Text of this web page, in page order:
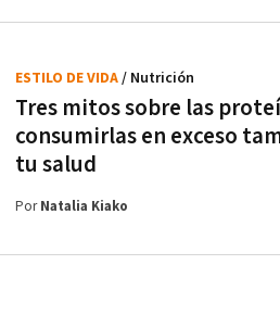
Tres mitos sobre las
consumirlas en exceso
tu salud
ESTILO DE VIDA/ Nutrición
PorNatalia Kiako